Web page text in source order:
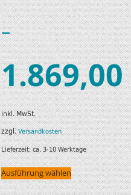
–
1.869,00
inkl. MwSt.
zzgl.Versandkosten
Lieferzeit:ca. 3-10 Werktage
Ausführung wählen